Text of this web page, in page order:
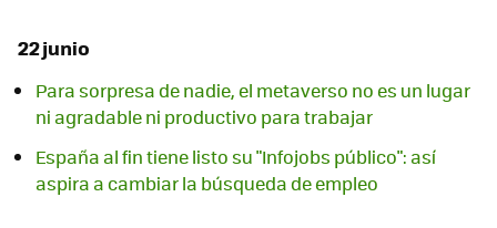
22 junio
Para sorpresa de nadie, el metaverso no es un lugar
ni agradable ni productivo para trabajar
España al fin tiene listo su "Infojobs público": así
aspira a cambiar la búsqueda de empleo